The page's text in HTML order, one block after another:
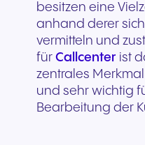
besitzen eine
anhand derer
vermitteln und
für Callcenter ist
zentrales
und sehr wichtig
Bearbeitung der